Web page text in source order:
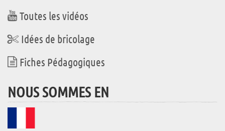
Toutes les vidéos
Idées de bricolage
Fiches Pédagogiques
NOUS SOMMES EN